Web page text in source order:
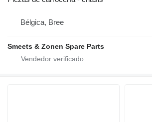
Bélgica, Bree
Smeets & Zonen Spare Parts